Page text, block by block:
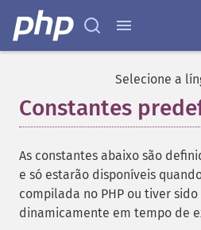
Selecione a
Constantes
As constantes abaixo são
e só estarão disponíveis
compilada no PHP ou tiver
dinamicamente em tempo de